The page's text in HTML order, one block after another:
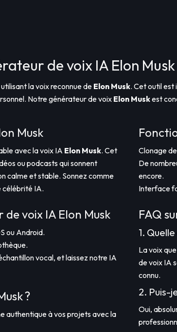
de voix IA Elon Musk
la voix reconnue de Elon Musk. Cet outil est
Notre générateur de voix Elon Muskest
Musk
avec la voix IA Elon Musk. Cet
ou podcasts qui sonnent
calme et stable. Sonnez comme
célébrité IA.
voix IA Elon Musk
ou Android.
vocal, et laissez notre IA
?
authentique à vos projets avec la
Clonage
De
encore.
Interface
FAQ
1.
La voix
de voix IA
connu.
2. Puis-
Oui,